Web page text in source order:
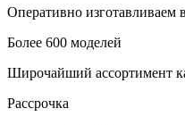
Оперативно изготавливаем
Более 600 моделей
Широчайший ассортимент
Рассрочка